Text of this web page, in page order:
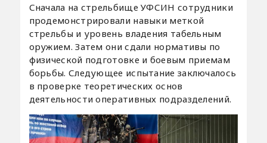
Сначала на стрельбище УФСИН сотрудники
продемонстрировали навыки меткой
стрельбы и уровень владения табельным
оружием. Затем они сдали нормативы по
физической подготовке и боевым приемам
борьбы. Следующее испытание заключалось
в проверке теоретических основ
деятельности оперативных подразделений.